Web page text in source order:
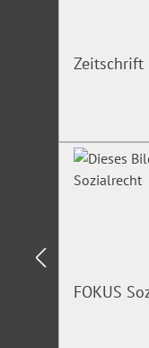
Zeitschrift
FOKUS